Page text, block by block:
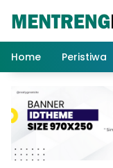
Home
Peristiwa